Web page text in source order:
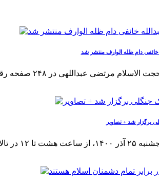
دام ظله الوارف منتشر شد
کتاب « قلب خائف » شامل نکات
برگزار شد + تصاویر
نشست یک روزه